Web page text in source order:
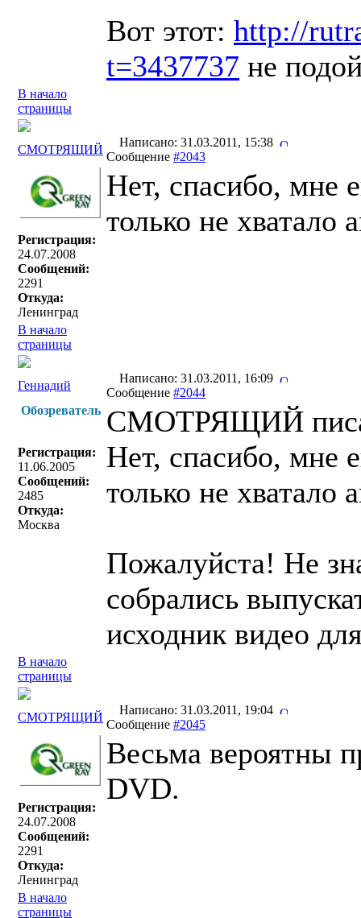
Вот этот: http://
t=3437737 не
В начало
страницы
СМОТРЯЩИЙ
Написано: 31.03.2011, 15:38
Сообщение #2043
Регистрация:
24.07.2008
Сообщений:
2291
Откуда:
Ленинград
Нет, спасибо, мне
только не хватало
В начало
страницы
Геннадий
Написано: 31.03.2011, 16:09
Сообщение #2044
Обозреватель
Регистрация:
11.06.2005
Сообщений:
2485
Откуда:
Москва
СМОТРЯЩИЙ
Нет, спасибо, мне
только не хватало
Пожалуйста! Не
собрались
исходник видео
В начало
страницы
СМОТРЯЩИЙ
Написано: 31.03.2011, 19:04
Сообщение #2045
Регистрация:
24.07.2008
Сообщений:
2291
Откуда:
Ленинград
Весьма вероятны
DVD.
В начало
страницы